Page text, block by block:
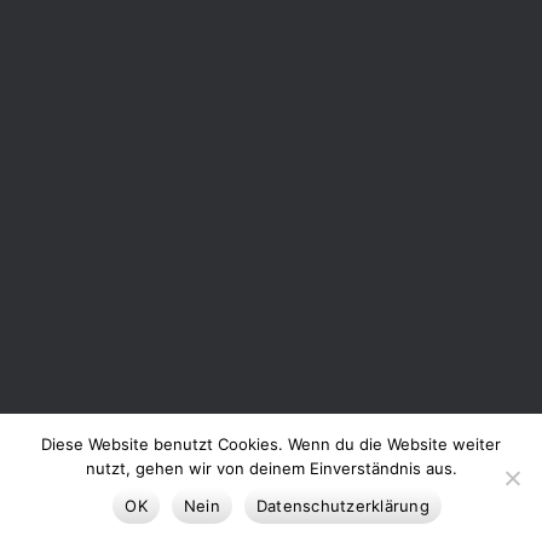
Diese Website benutzt Cookies. Wenn du die Website weiter
nutzt, gehen wir von deinem Einverständnis aus.
OK
Nein Datenschutzerklärung